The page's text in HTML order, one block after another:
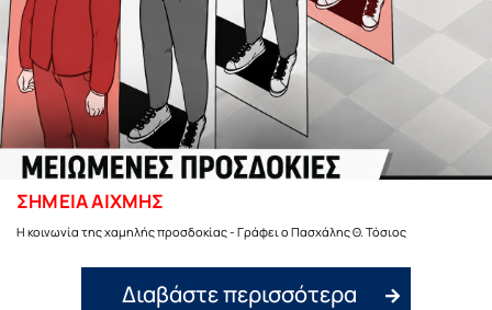
ΣΗΜΕΙΑ ΑΙΧΜΗΣ
Η κοινωνία της χαμηλής προσδοκίας - Γράφει ο Πασχάλης Θ. Τόσιος
Διαβάστε περισσότερα